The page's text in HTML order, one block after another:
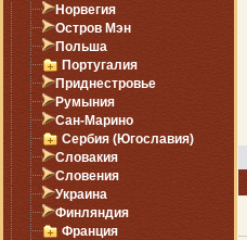
Норвегия
Остров Мэн
Польша
Португалия
Приднестровье
Румыния
Сан-Марино
Сербия (Югославия)
Словакия
Словения
Украина
Финляндия
Франция